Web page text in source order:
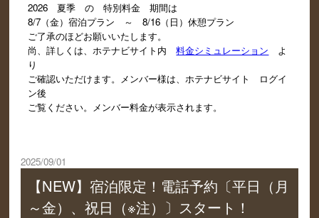
2026 夏季 の 特別料金 期間は
8/7（金）宿泊プラン ～ 8/16（日）休憩プラン
ご了承のほどお願いいたします。
尚、詳しくは、ホテナビサイト内料金シミュレーション よ
り
ご確認いただけます。メンバー様は、ホテナビサイト ログイ
ン後
ご覧ください。メンバー料金が表示されます。
2025/09/01
【NEW】宿泊限定！電話予約〔平日（月
～金）、祝日（※注）〕スタート！